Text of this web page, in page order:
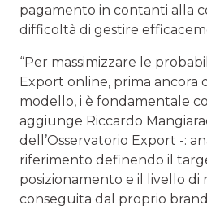
pagamento in contanti alla
difficoltà di gestire
“Per massimizzare le
Export online, prima ancora
modello, i è fondamentale
aggiunge Riccardo
dell’Osservatorio Export -:
riferimento definendo il
posizionamento e il livello di
conseguita dal proprio